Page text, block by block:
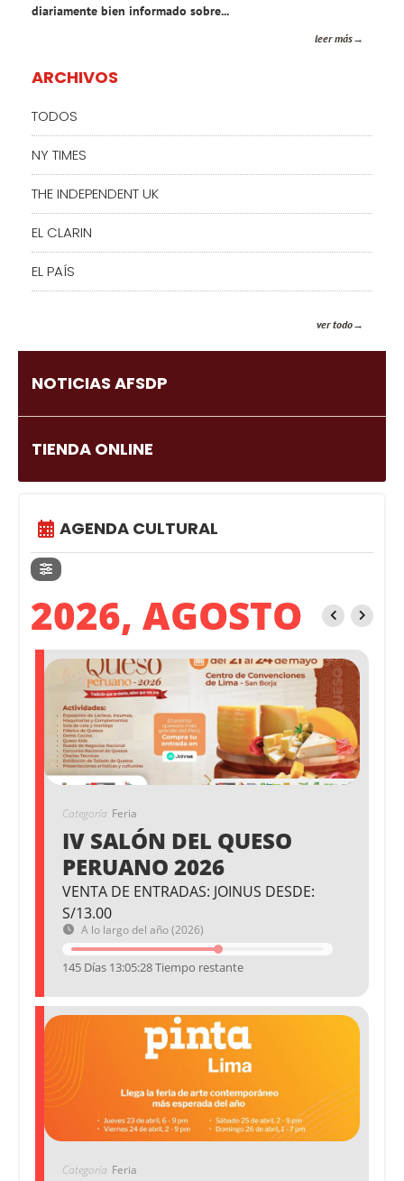
diariamente bien informado sobre...
leer más
ARCHIVOS
TODOS
NY TIMES
THE INDEPENDENT UK
EL CLARIN
EL PAÍS
ver todo
NOTICIAS AFSDP
TIENDA ONLINE
AGENDA CULTURAL
2026, AGOSTO
Categoría Feria
IV SALÓN DEL QUESO
PERUANO 2026
VENTA DE ENTRADAS: JOINUS DESDE:
S/13.00
A lo largo del año (2026)
145 Días 13:05:28 Tiempo restante
Categoría Feria